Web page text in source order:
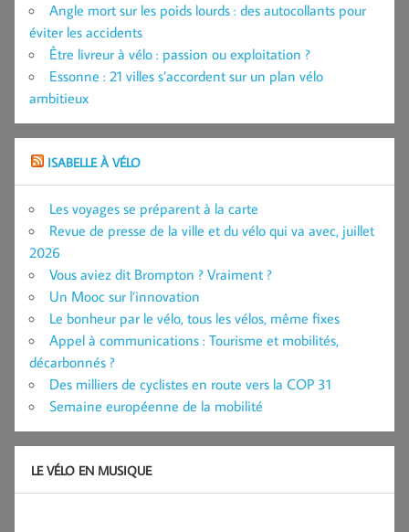
Angle mort sur les poids lourds : des autocollants pour
éviter les accidents
Être livreur à vélo : passion ou exploitation ?
Essonne : 21 villes s’accordent sur un plan vélo
ambitieux
ISABELLE À VÉLO
Les voyages se préparent à la carte
Revue de presse de la ville et du vélo qui va avec, juillet
2026
Vous aviez dit Brompton ? Vraiment ?
Un Mooc sur l’innovation
Le bonheur par le vélo, tous les vélos, même fixes
Appel à communications : Tourisme et mobilités,
décarbonnés ?
Des milliers de cyclistes en route vers la COP 31
Semaine européenne de la mobilité
LE VÉLO EN MUSIQUE